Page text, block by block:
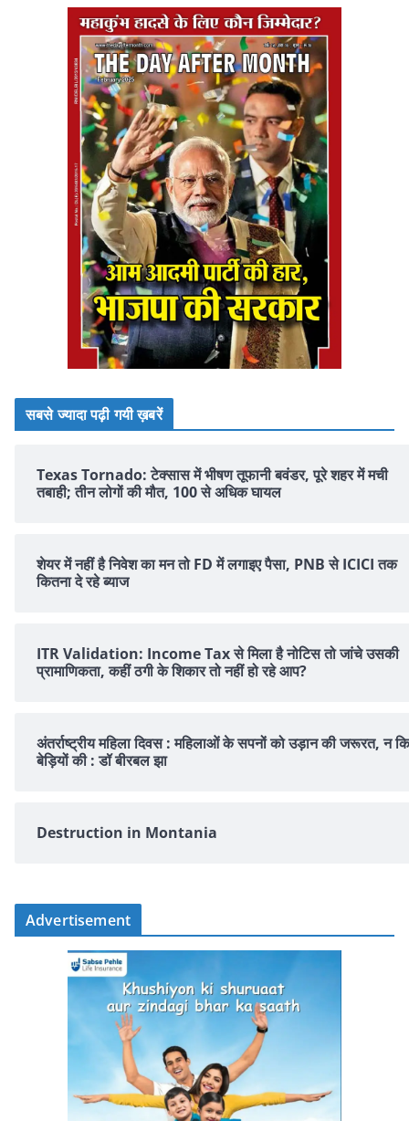
सबसे ज्यादा पढ़ी गयी ख़बरें
Texas Tornado: टेक्सास में भीषण तूफानी बवंडर, पूरे शहर में मची
तबाही; तीन लोगों की मौत, 100 से अधिक घायल
शेयर में नहीं है न‍िवेश का मन तो FD में लगाइए पैसा, PNB से ICICI तक
क‍ितना दे रहे ब्‍याज
ITR Validation: Income Tax से मिला है नोटिस तो जांचे उसकी
प्रामाणिकता, कहीं ठगी के शिकार तो नहीं हो रहे आप?
अंतर्राष्ट्रीय महिला दिवस : महिलाओं के सपनों को उड़ान की जरूरत, न कि
बेड़ियों की : डॉ बीरबल झा
Destruction in Montania
Advertisement